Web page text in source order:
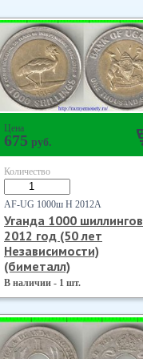
Цена
675 руб.
Количество
AF-UG 1000ш Н 2012А
Уганда 1000 шиллингов
2012 год (50 лет
Независимости)
(биметалл)
В наличии - 1 шт.